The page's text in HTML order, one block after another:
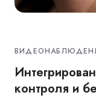
контроля и